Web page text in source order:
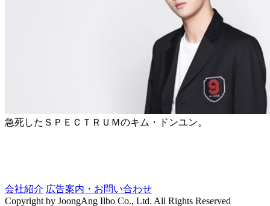
急死したＳＰＥＣＴＲＵＭのキム・ドンユン。
会社紹介 広告案内・お問い合わせ
Copyright by JoongAng Ilbo Co., Ltd. All Rights Reserved